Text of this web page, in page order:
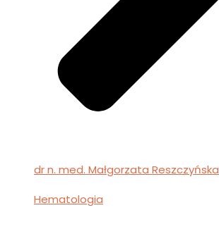
dr n. med. Małgorzata Reszczyńska
Hematologia